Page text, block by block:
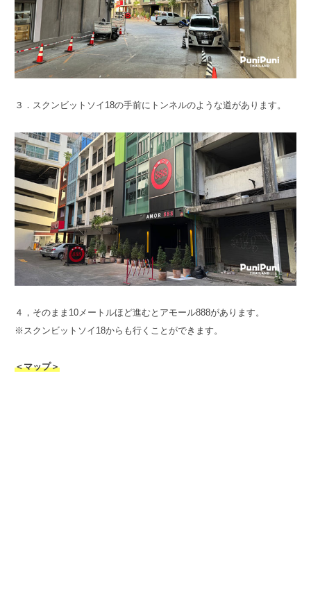
３．スクンビットソイ18の手前にトンネルのような道があります。
４，そのまま10メートルほど進むとアモール888があります。
※スクンビットソイ18からも行くことができます。
＜マップ＞